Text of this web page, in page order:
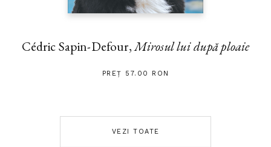
Cédric Sapin-Defour,Mirosul lui după ploaie
PREȚ 57.00 RON
VEZI TOATE